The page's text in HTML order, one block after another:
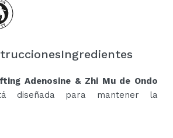
Ingredientes
Adenosine & Zhi Mu de Ondo
diseñada para mantener la